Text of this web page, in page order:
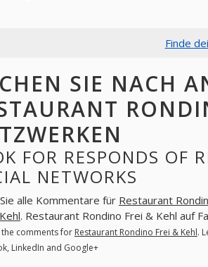
Finde
SIE NACH
FOR RESPONDS OF
NETWORKS
alle Kommentare für Restaurant
. Restaurant Rondino Frei & Kehl auf
the comments for Restaurant Rondino Frei & Kehl.
LinkedIn and Google+